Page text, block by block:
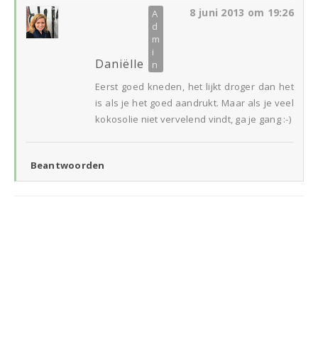
Daniëlle
8 juni 2013 om 19:26
Eerst goed kneden, het lijkt droger dan het
is als je het goed aandrukt. Maar als je veel
kokosolie niet vervelend vindt, ga je gang :-)
Beantwoorden